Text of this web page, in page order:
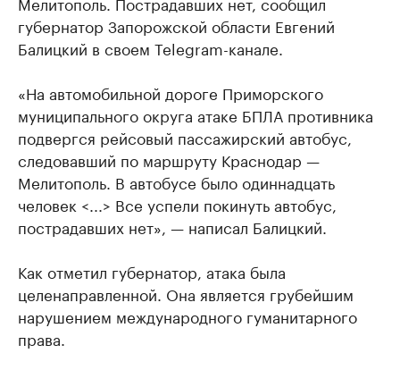
губернатор Запорожской области Евгений
Балицкий в своем Telegram-канале.
«На автомобильной дороге Приморского
муниципального округа атаке БПЛА противника
подвергся рейсовый пассажирский автобус,
следовавший по маршруту Краснодар —
Мелитополь. В автобусе было одиннадцать
человек <...> Все успели покинуть автобус,
пострадавших нет», — написал Балицкий.
Как отметил губернатор, атака была
целенаправленной. Она является грубейшим
нарушением международного гуманитарного
права.